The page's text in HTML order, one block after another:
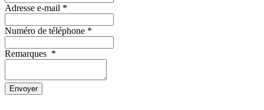
Adresse e-mail *
Numéro de téléphone *
Remarques *
Envoyer